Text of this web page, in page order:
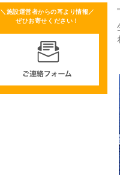
＼施設運営者からの耳より情報／
ぜひお寄せください！